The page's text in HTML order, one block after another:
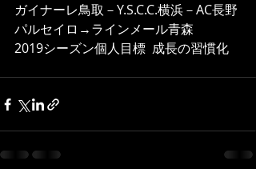
ガイナーレ鳥取－Y.S.C.C.横浜－AC長野
パルセイロ→ラインメール青森
2019シーズン個人目標  成長の習慣化